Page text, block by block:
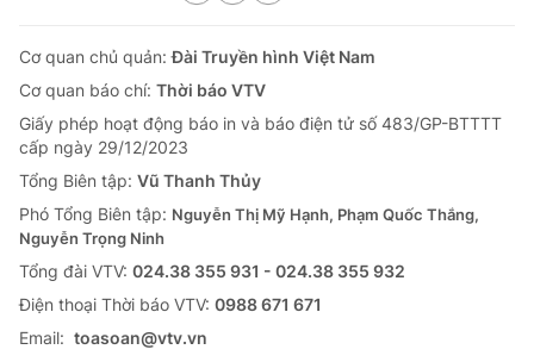
Cơ quan chủ quản:Đài Truyền hình Việt Nam
Cơ quan báo chí: Thời báo VTV
Giấy phép hoạt động báo in và báo điện tử số 483/GP-BTTTT
cấp ngày 29/12/2023
Tổng Biên tập: Vũ Thanh Thủy
Phó Tổng Biên tập: Nguyễn Thị Mỹ Hạnh, Phạm Quốc Thắng,
Nguyễn Trọng Ninh
Tổng đài VTV: 024.38 355 931 - 024.38 355 932
Ðiện thoại Thời báo VTV: 0988 671 671
Email: toasoan@vtv.vn